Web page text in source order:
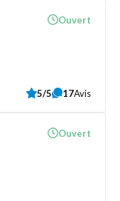
Ouvert
5/5 17Avis
Ouvert